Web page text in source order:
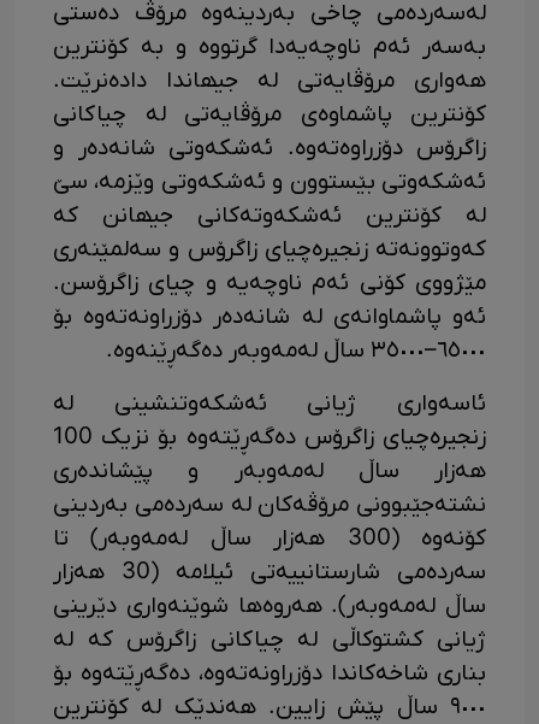
لەسەردەمی چاخی بەردینەوە مرۆڤ دەستی
بەسەر ئەم ناوچەیەدا گرتووە و بە کۆنترین
ھەواری مرۆڤایەتی لە جیھاندا دادەنرێت.
کۆنترین پاشماوەی مرۆڤایەتی لە چیاکانی
زاگرۆس دۆزراوەتەوە. ئەشکەوتی شانەدەر و
ئەشکەوتی بێستوون و ئەشکەوتی وێزمە، سێ
لە کۆنترین ئەشکەوتەکانی جیھانن کە
کەوتوونەتە زنجیرەچیای زاگرۆس و سەلمێنەری
مێژووی کۆنی ئەم ناوچەیە و چیای زاگرۆسن.
ئەو پاشماوانەی لە شانەدەر دۆزراونەتەوە بۆ
٦٥٠٠٠–٣٥٠٠٠ ساڵ لەمەوبەر دەگەڕێنەوە.
ئاسەواری ژیانی ئەشکەوتنشینی لە
زنجیرەچیای زاگرۆس دەگەڕێتەوە بۆ نزیک 100
هەزار ساڵ لەمەوبەر و پێشاندەری
نشتەجێبوونی مرۆڤەکان لە سەردەمی بەردینی
کۆنەوە (300 هەزار ساڵ لەمەوبەر) تا
سەردەمی شارستانییەتی ئیلامە (30 هەزار
ساڵ لەمەوبەر). هەروەها شوێنەواری دێرینی
ژیانی کشتوکاڵی لە چیاکانی زاگرۆس کە لە
بناری شاخەکاندا دۆزراونەتەوە، دەگەڕێتەوە بۆ
٩٠٠٠ ساڵ پێش زایین. هەندێک لە کۆنترین